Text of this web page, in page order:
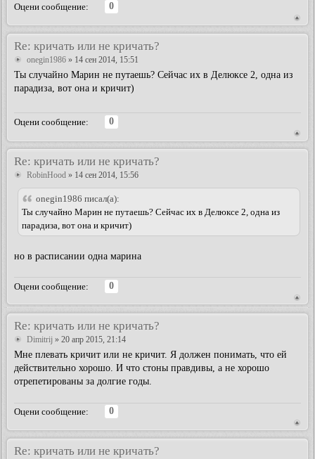
Оцени сообщение:
0
Re: кричать или не кричать?
onegin1986 » 14 сен 2014, 15:51
Ты случайно Марин не путаешь? Сейчас их в Делюксе 2, одна из
парадиза, вот она и кричит)
Оцени сообщение:
0
Re: кричать или не кричать?
RobinHood » 14 сен 2014, 15:56
onegin1986 писал(а):
Ты случайно Марин не путаешь? Сейчас их в Делюксе 2, одна из
парадиза, вот она и кричит)
но в расписании одна марина
Оцени сообщение:
0
Re: кричать или не кричать?
Dimitrij » 20 апр 2015, 21:14
Мне плевать кричит или не кричит. Я должен понимать, что ей
действительно хорошо. И что стоны правдивы, а не хорошо
отрепетированы за долгие годы.
Оцени сообщение:
0
Re: кричать или не кричать?